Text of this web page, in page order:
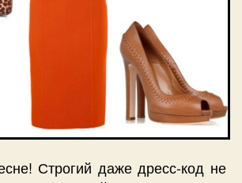
Строгий даже дресс-код не